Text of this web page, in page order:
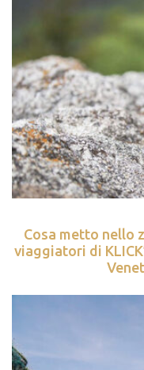
Cosa metto nello
viaggiatori di